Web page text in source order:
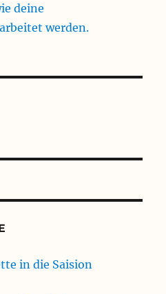
deine
werden.
in die Saision